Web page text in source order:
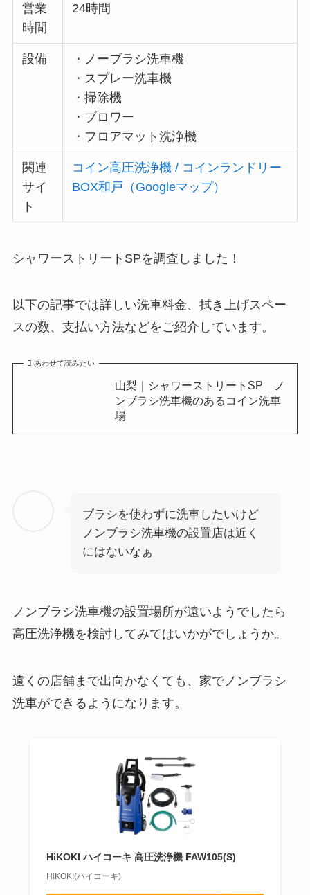
営業
時間
24時間
設備
・ノーブラシ洗車機
・スプレー洗車機
・掃除機
・ブロワー
・フロアマット洗浄機
関連
サイ
ト
コイン高圧洗浄機 / コインランドリー
BOX和戸（Googleマップ）
シャワーストリートSPを調査しました！
以下の記事では詳しい洗車料金、拭き上げスペー
スの数、支払い方法などをご紹介しています。
あわせて読みたい
山梨｜シャワーストリートSP ノ
ンブラシ洗車機のあるコイン洗車
場
ブラシを使わずに洗車したいけど
ノンブラシ洗車機の設置店は近く
にはないなぁ
ノンブラシ洗車機の設置場所が遠いようでしたら
高圧洗浄機を検討してみてはいかがでしょうか。
遠くの店舗まで出向かなくても、家でノンブラシ
洗車ができるようになります。
HiKOKI ハイコーキ 高圧洗浄機 FAW105(S)
HiKOKI(ハイコーキ)